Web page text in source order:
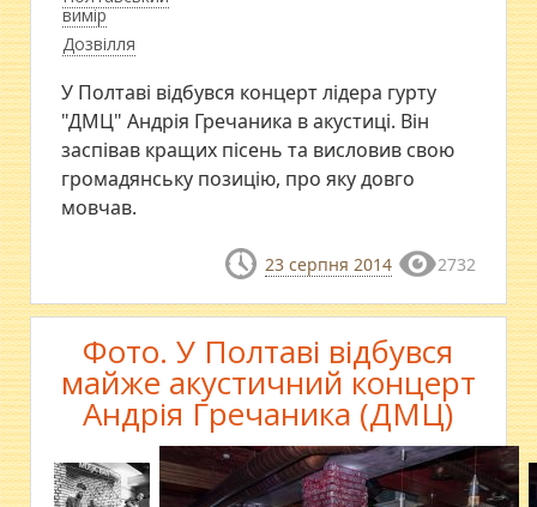
вимір
Дозвілля
У Полтаві відбувся концерт лідера гурту
"ДМЦ" Андрія Гречаника в акустиці. Він
заспівав кращих пісень та висловив свою
громадянську позицію, про яку довго
мовчав.
23 серпня 2014 2732
Фото. У Полтаві відбувся
майже акустичний концерт
Андрія Гречаника (ДМЦ)